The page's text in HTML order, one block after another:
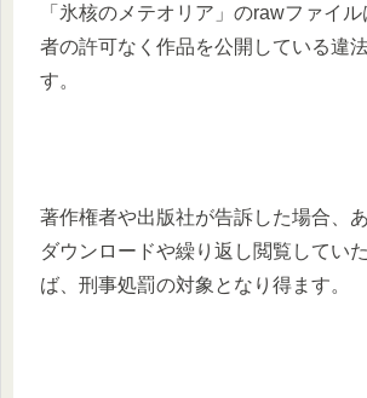
「氷核のメテオリア」のrawファイ
者の許可なく作品を公開している違
す。
著作権者や出版社が告訴した場合、
ダウンロードや繰り返し閲覧してい
ば、刑事処罰の対象となり得ます。